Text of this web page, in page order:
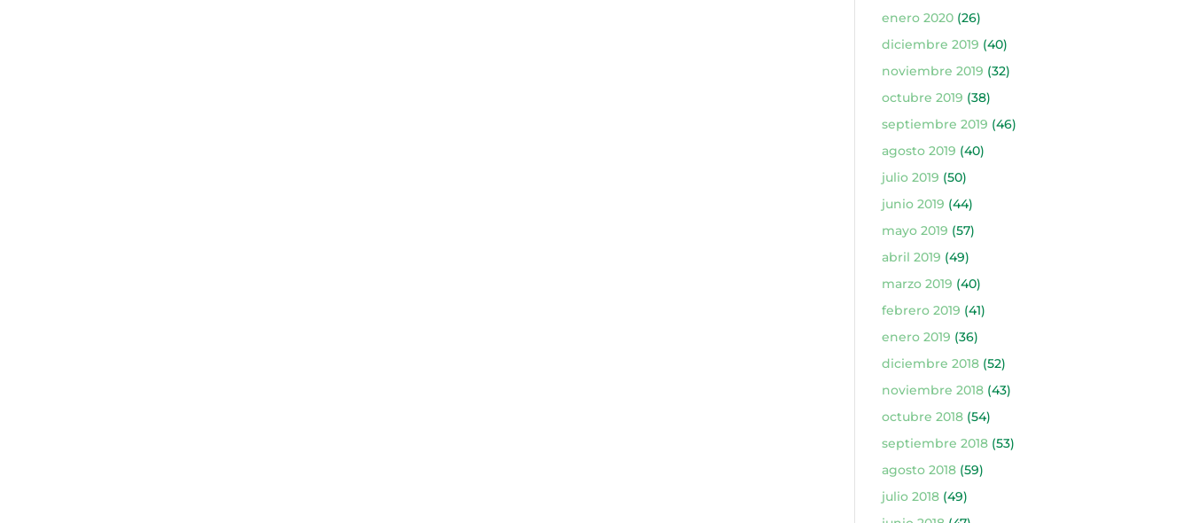
enero 2020(26)
diciembre 2019 (40)
noviembre 2019 (32)
octubre 2019 (38)
septiembre 2019 (46)
agosto 2019 (40)
julio 2019 (50)
junio 2019 (44)
mayo 2019 (57)
abril 2019 (49)
marzo 2019 (40)
febrero 2019 (41)
enero 2019 (36)
diciembre 2018(52)
noviembre 2018(43)
octubre 2018(54)
septiembre 2018(53)
agosto 2018(59)
julio 2018(49)